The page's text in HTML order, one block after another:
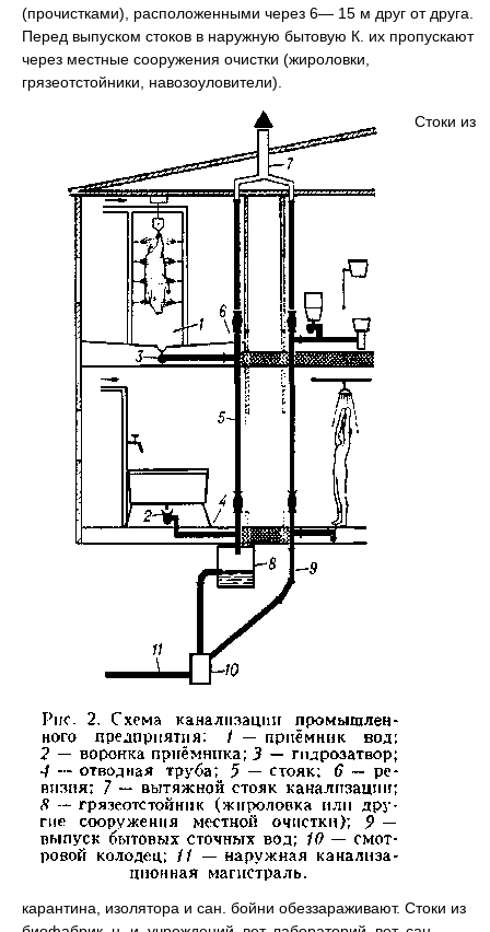
(прочистками), расположенными через 6— 15 м друг от друга.
Перед выпуском стоков в наружную бытовую К. их пропускают
через местные сооружения очистки (жироловки,
грязеотстойники, навозоуловители).
Стоки из
карантина, изолятора и сан. бойни обеззараживают. Стоки из